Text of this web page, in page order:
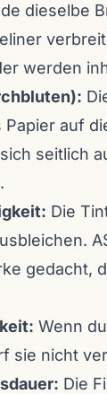
dieselbe
werden
auf
seitlich
Die
gedacht,
Wenn
sie nicht
Die